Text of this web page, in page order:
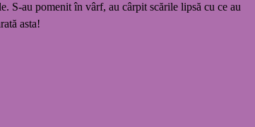
S-au pomenit în vârf, au cârpit scările lipsă cu ce au
asta!